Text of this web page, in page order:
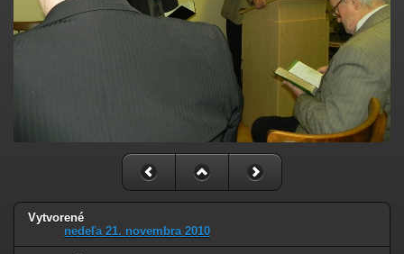
Vytvorené
nedeľa 21. novembra 2010